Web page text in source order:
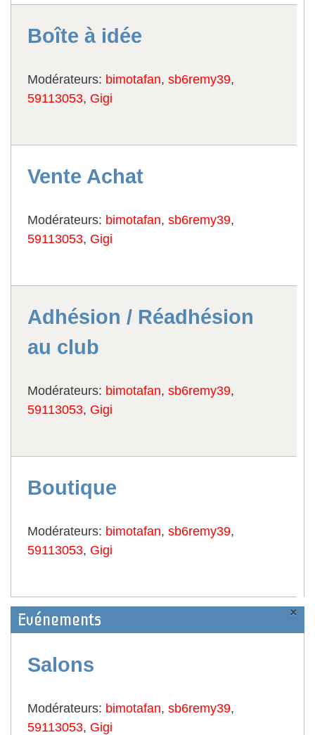
Boîte à idée
Modérateurs: bimotafan,sb6remy39,
59113053, Gigi
Vente Achat
Modérateurs: bimotafan,sb6remy39,
59113053, Gigi
Adhésion / Réadhésion
au club
Modérateurs: bimotafan,sb6remy39,
59113053, Gigi
Boutique
Modérateurs: bimotafan,sb6remy39,
59113053, Gigi
×
Evénements
Salons
Modérateurs: bimotafan,sb6remy39,
59113053, Gigi